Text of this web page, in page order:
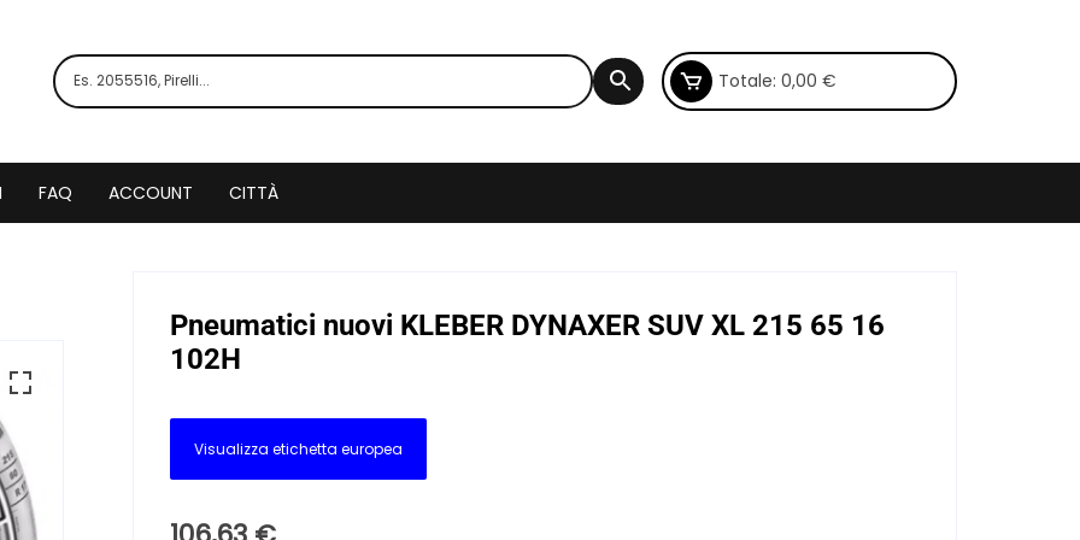
Totale: 0,00 €
FAQ ACCOUNT CITTÀ
Pneumatici nuovi KLEBER DYNAXER SUV XL 215 65 16
102H
Visualizza etichetta europea